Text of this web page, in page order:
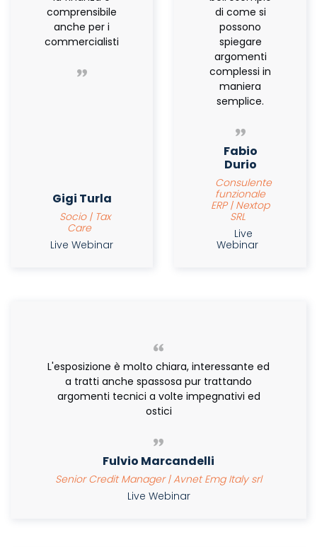
comprensibile
anche per i
commercialisti
Gigi Turla
Socio | Tax
Care
Live Webinar
di come si
possono
spiegare
argomenti
complessi in
maniera
semplice.
Fabio
Durio
Consulente
funzionale
ERP | Nextop
SRL
Live
Webinar
L'esposizione è molto chiara, interessante ed
a tratti anche spassosa pur trattando
argomenti tecnici a volte impegnativi ed
ostici
Fulvio Marcandelli
Senior Credit Manager | Avnet Emg Italy srl
Live Webinar